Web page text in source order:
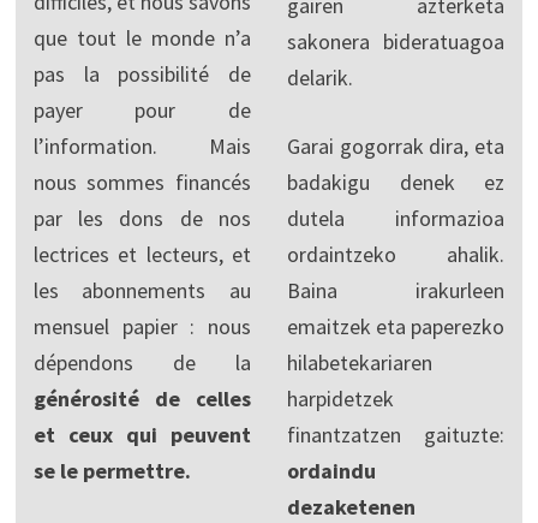
que tout le monde n’a
pas la possibilité de
payer pour de
l’information. Mais
nous sommes financés
par les dons de nos
lectrices et lecteurs, et
les abonnements au
mensuel papier : nous
dépendons de la
générosité de celles
et ceux qui peuvent
se le permettre.
sakonera bideratuagoa
delarik.
Garai gogorrak dira, eta
badakigu denek ez
dutela informazioa
ordaintzeko ahalik.
Baina irakurleen
emaitzek eta paperezko
hilabetekariaren
harpidetzek
finantzatzen gaituzte:
ordaindu
dezaketenen